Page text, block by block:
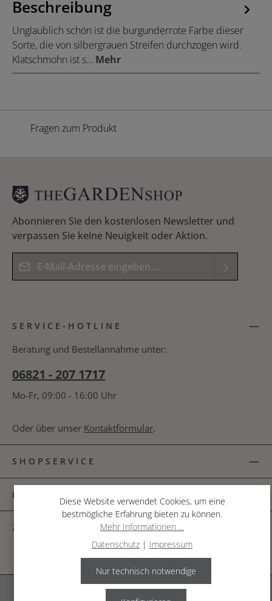
Beschreibung
Unglaublich schön ist die burgunderrote Farbe dieser
Sorte, die von silbergrauen Streifen durchzogen wird.
Klatschmohn ist s… Mehr
Fragen zum Produkt
Abonnieren Sie den kostenlosen Newsletter und
verpassen Sie keine Neuigkeit oder Aktion.
E-Mail-Adresse*
Kenntnis genommen und die
Bitte geben Sie das Ergebnis der Gleichung in das
SERVICE-HOTLINE
Beratung und Bestellannahme unter:
06821 - 207 1717
Mo-Fr, 09:00 - 16:00 Uhr
Oder über unser Kontaktformular.
SHOPSERVICE
INFORMATIONEN
ZAHLUNGSARTEN
Alle Preise inkl. gesetzl. Mehrwertsteuer zzgl.
Diese Website verwendet Cookies, um eine
bestmögliche Erfahrung bieten zu können.
Mehr Informationen ...
Datenschutz | Impressum
Nur technisch notwendige